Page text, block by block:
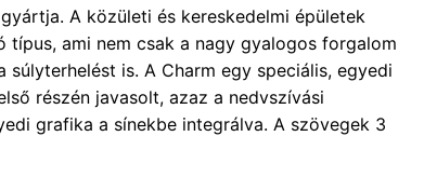
A közületi és kereskedelmi épületek
típus, ami nem csak a nagy gyalogos forgalom
is. A Charm egy speciális, egyedi
részén javasolt, azaz a nedvszívási
grafika a sínekbe integrálva. A szövegek 3